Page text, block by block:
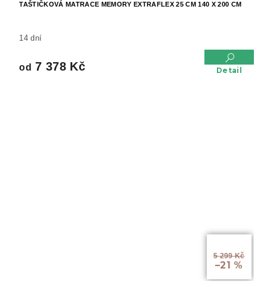
TAŠTIČKOVÁ MATRACE MEMORY EXTRAFLEX 25 CM 140 X 200 CM
14 dní
od 7 378 Kč Detail
5 299 Kč
–21 %